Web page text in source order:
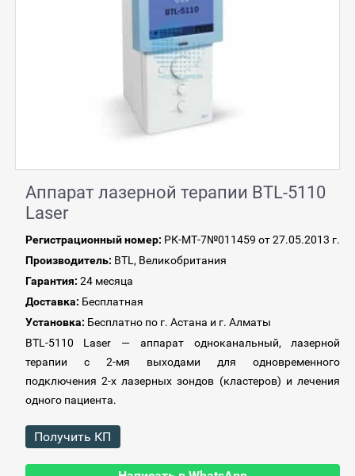
Аппарат лазерной терапии BTL-5110
Laser
Регистрационный номер: РК-МТ-7№011459 от 27.05.2013 г.
Производитель: BTL, Великобритания
Гарантия: 24 месяца
Доставка: Бесплатная
Установка: Бесплатно по г. Астана и г. Алматы
BTL-5110 Laser — аппарат одноканальный, лазерной
терапии с 2-мя выходами для одновременного
подключения 2-х лазерных зондов (кластеров) и лечения
одного пациента.
Получить КП